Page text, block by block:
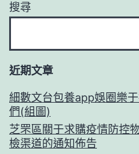
搜尋
近期文章
細數文台包養app娛圈樂
們(組圖)
芝罘區關于求購疫情防控
檢渠道的通知佈告